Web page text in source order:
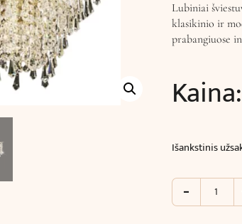
Lubiniai
klasikinio ir
prabangiuose
Kaina:
Išankstinis
-
produkto